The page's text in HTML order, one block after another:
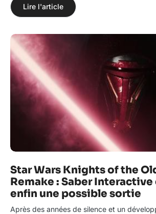
Lire l'article
Star Wars Knights of the
Remake : Saber
enfin une possible sortie
Après des années de silence et un